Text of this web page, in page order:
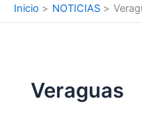
Inicio NOTICIAS
Veraguas